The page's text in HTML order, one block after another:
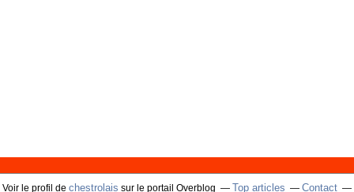
Voir le profil de chestrolais sur le portail Overblog Top articles Contact